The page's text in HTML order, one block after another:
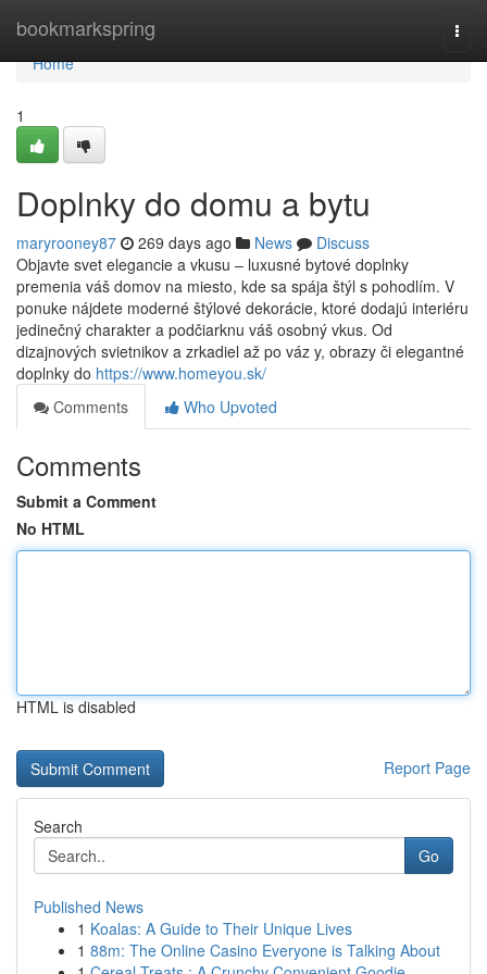
bookmarkspring
Home
Home
1
Doplnky do domu a bytu
maryrooney87 269 days ago News
Discuss
Objavte svet elegancie a vkusu – luxusné bytové doplnky
premenia váš domov na miesto, kde sa spája štýl s pohodlím. V
ponuke nájdete moderné štýlové dekorácie, ktoré dodajú interiéru
jedinečný charakter a podčiarknu váš osobný vkus. Od
dizajnových svietnikov a zrkadiel až po váz y, obrazy či elegantné
doplnky do https://www.homeyou.sk/
Comments
Who Upvoted
Comments
Submit a Comment
No HTML
HTML is disabled
Report Page
Search
Go
Published News
1 Koalas: A Guide to Their Unique Lives
1 88m: The Online Casino Everyone is Talking About